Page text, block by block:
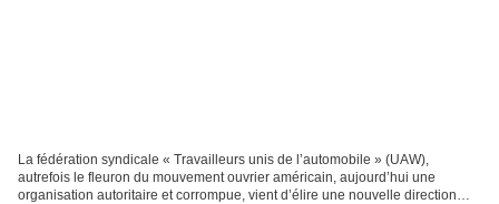
La fédération syndicale « Travailleurs unis de l’automobile » (UAW),
autrefois le fleuron du mouvement ouvrier américain, aujourd’hui une
organisation autoritaire et corrompue, vient d’élire une nouvelle direction